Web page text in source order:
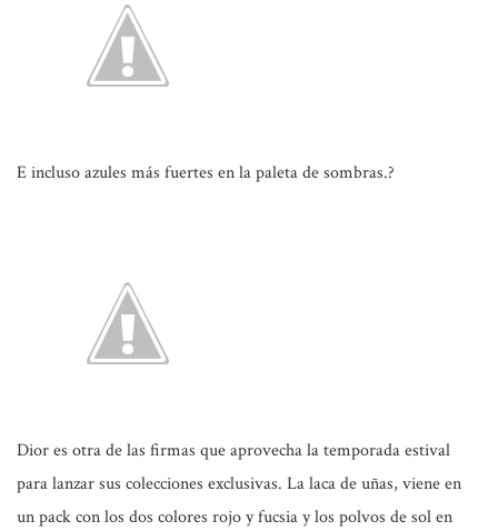
E incluso azules más fuertes en la paleta de sombras.?
Dior es otra de las firmas que aprovecha la temporada estival
para lanzar sus colecciones exclusivas. La laca de uñas, viene en
un pack con los dos colores rojo y fucsia y los polvos de sol en